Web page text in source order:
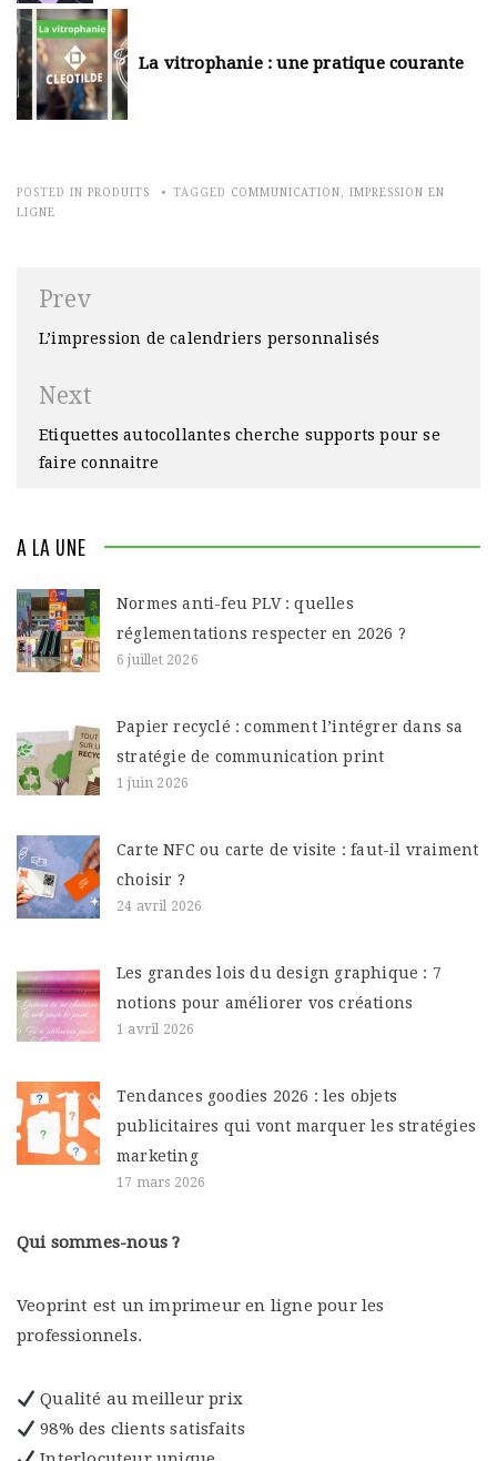
La vitrophanie : une pratique courante
POSTED IN PRODUITS TAGGED COMMUNICATION
IMPRESSION EN
LIGNE
Navigation
l’article
Prev
L’impression de calendriers personnalisés
Next
Etiquettes autocollantes cherche supports pour se
faire connaitre
A LA UNE
Normes anti-feu PLV : quelles
réglementations respecter en 2026 ?
6 juillet 2026
Papier recyclé : comment l’intégrer dans sa
stratégie de communication print
1 juin 2026
Carte NFC ou carte de visite : faut-il vraiment
choisir ?
24 avril 2026
Les grandes lois du design graphique : 7
notions pour améliorer vos créations
1 avril 2026
Tendances goodies 2026 : les objets
publicitaires qui vont marquer les stratégies
marketing
17 mars 2026
Qui sommes-nous ?
Veoprint est un imprimeur en ligne pour les
professionnels.
Qualité au meilleur prix
98% des clients satisfaits